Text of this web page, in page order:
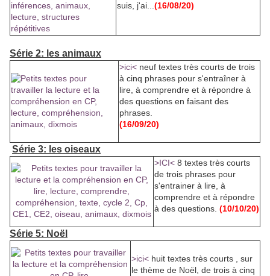
suis, j'ai...(16/08/20)
Série 2: les animaux
>ici< neuf textes très courts de trois
à cinq phrases pour s'entraîner à
lire, à comprendre et à répondre à
des questions en faisant des
phrases.
(16/09/20)
Série 3: les oiseaux
>ICI< 8 textes très courts
de trois phrases pour
s'entrainer à lire, à
comprendre et à répondre
à des questions. (10/10/20)
Série 5: Noël
>ici< huit textes très courts , sur
le thème de Noël, de trois à cinq